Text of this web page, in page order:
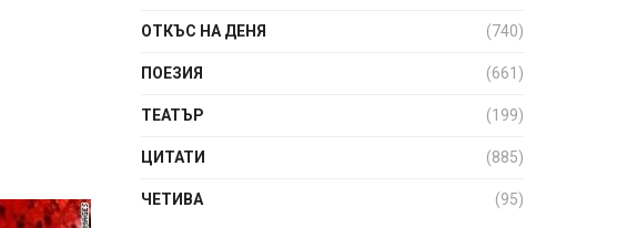
ОТКЪС НА ДЕНЯ (740)
ПОЕЗИЯ (661)
ТЕАТЪР (199)
ЦИТАТИ (885)
ЧЕТИВА (95)